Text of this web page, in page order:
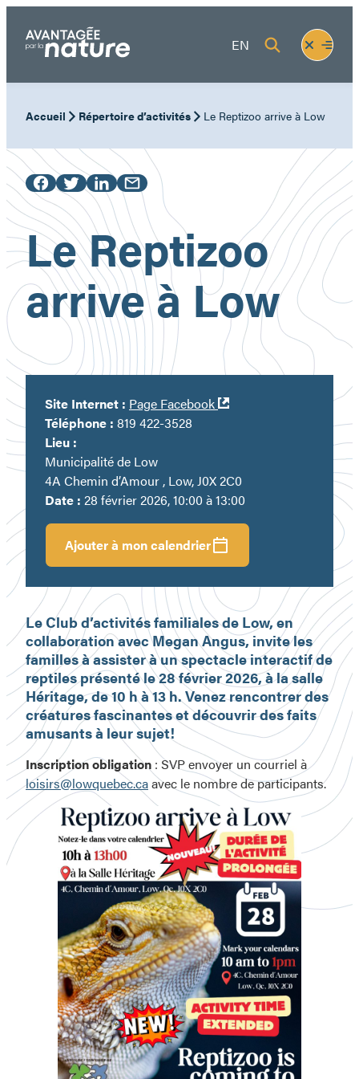
contenu
EN
Fermer
le
menu
Ouvrir
le
Accueil Répertoire d’activités Le Reptizoo arrive à Low
Le Reptizoo
arrive à Low
Ajouter à mon calendrier
Date : 28 février 2026, 10:00 à 13:00
Lieu :
Municipalité de Low
4A Chemin d’Amour , Low, J0X 2C0
Téléphone : 819 422-3528
Site Internet : Page Facebook
Ouvre
fenêtre
Le Club d’activités familiales de Low, en
collaboration avec Megan Angus, invite les
familles à assister à un spectacle interactif de
reptiles présenté le28 février 2026, à la salle
Héritage, de10 h à 13 h. Venez rencontrer des
créatures fascinantes et découvrir des faits
amusants à leur sujet!
Inscription obligation : SVP envoyer un courriel à
loisirs@lowquebec.caavec le nombre de participants.